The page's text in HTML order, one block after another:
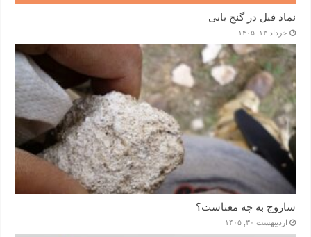
نماد فیل در گنج یابی
خرداد ۱۳, ۱۴۰۵
ساروج به چه معناست؟
اردیبهشت ۳۰, ۱۴۰۵